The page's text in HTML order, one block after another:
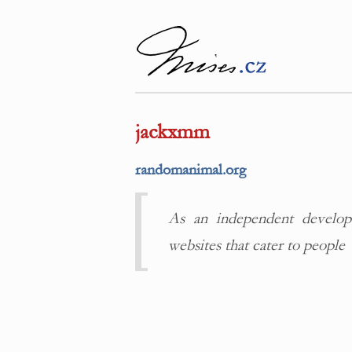
jackxmm
randomanimal.org
As an independent
websites that cater to people